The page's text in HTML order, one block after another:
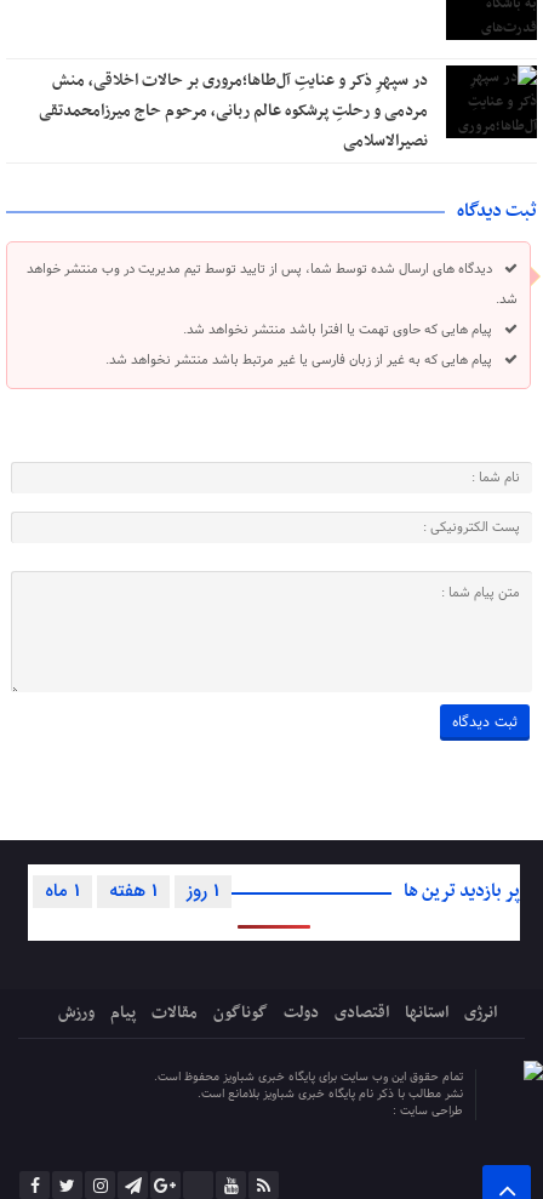
در سپهرِ ذکر و عنایتِ آل‌طاها؛مروری بر حالات اخلاقی، منش
مردمی و رحلتِ پرشکوه عالم ربانی، مرحوم حاج میرزامحمدتقی
نصیرالاسلامی
ثبت دیدگاه
دیدگاه های ارسال شده توسط شما، پس از تایید توسط تیم مدیریت در وب منتشر خواهد
شد.
پیام هایی که حاوی تهمت یا افترا باشد منتشر نخواهد شد.
پیام هایی که به غیر از زبان فارسی یا غیر مرتبط باشد منتشر نخواهد شد.
پر بازدید ترین ها 1 ماه 1 هفته 1 روز
انرژی استانها اقتصادی دولت گوناگون مقالات پیام ورزش
تمام حقوق این وب سایت برای پایگاه خبری شباویز محفوظ است.
نشر مطالب با ذکر نام پایگاه خبری شباویز بلامانع است.
طراحی سایت :